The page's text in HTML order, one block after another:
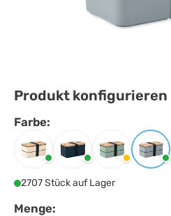
Produkt konfigurieren
Farbe:
Farbe auswählen
Beige MarineblauMintgrünPetrol
2707 Stück auf Lager
Menge: